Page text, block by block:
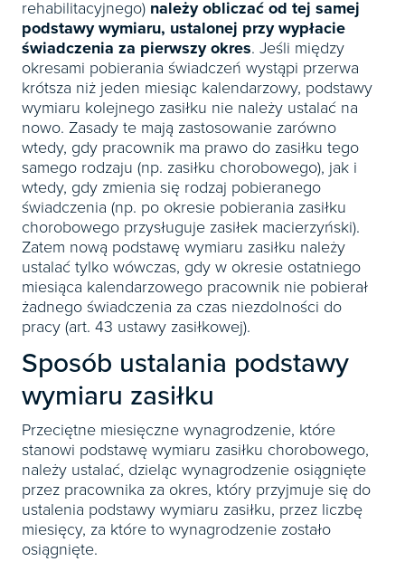
rehabilitacyjnego) należy obliczać od tej samej
podstawy wymiaru, ustalonej przy wypłacie
świadczenia za pierwszy okres. Jeśli między
okresami pobierania świadczeń wystąpi przerwa
krótsza niż jeden miesiąc kalendarzowy, podstawy
wymiaru kolejnego zasiłku nie należy ustalać na
nowo. Zasady te mają zastosowanie zarówno
wtedy, gdy pracownik ma prawo do zasiłku tego
samego rodzaju (np. zasiłku chorobowego), jak i
wtedy, gdy zmienia się rodzaj pobieranego
świadczenia (np. po okresie pobierania zasiłku
chorobowego przysługuje zasiłek macierzyński).
Zatem nową podstawę wymiaru zasiłku należy
ustalać tylko wówczas, gdy w okresie ostatniego
miesiąca kalendarzowego pracownik nie pobierał
żadnego świadczenia za czas niezdolności do
pracy (art. 43 ustawy zasiłkowej).
Sposób ustalania podstawy
wymiaru zasiłku
Przeciętne miesięczne wynagrodzenie, które
stanowi podstawę wymiaru zasiłku chorobowego,
należy ustalać, dzieląc wynagrodzenie osiągnięte
przez pracownika za okres, który przyjmuje się do
ustalenia podstawy wymiaru zasiłku, przez liczbę
miesięcy, za które to wynagrodzenie zostało
osiągnięte.